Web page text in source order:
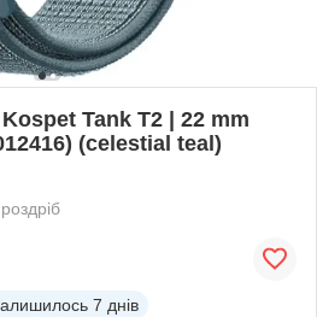
Tank T2 | 22 mm
(celestial teal)
7 днів